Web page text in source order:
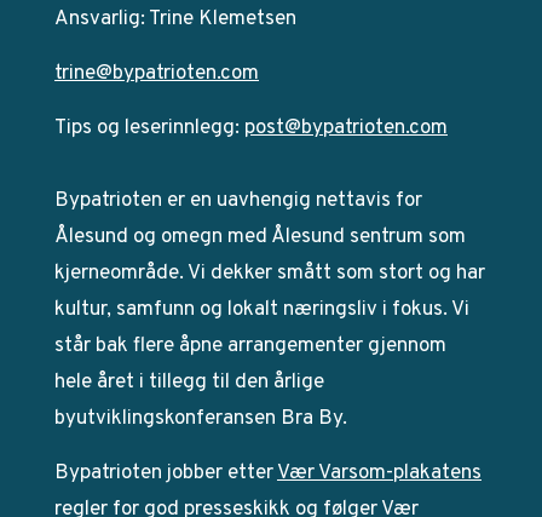
Ansvarlig: Trine Klemetsen
trine@bypatrioten.com
Tips og leserinnlegg: post@bypatrioten.com
Bypatrioten er en uavhengig nettavis for
Ålesund og omegn med Ålesund sentrum som
kjerneområde. Vi dekker smått som stort og har
kultur, samfunn og lokalt næringsliv i fokus. Vi
står bak flere åpne arrangementer gjennom
hele året i tillegg til den årlige
byutviklingskonferansen Bra By.
Bypatrioten jobber etterVær Varsom-plakatens
regler for god presseskikk og følger Vær